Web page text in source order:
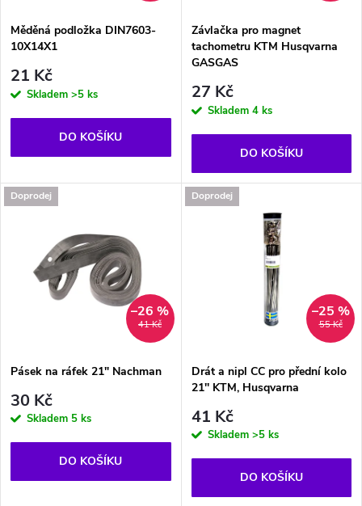
p
r
o
d
u
s
p
r
d
Měděná podložka DIN7603-
10X14X1
21 Kč
Skladem >5 ks
DO KOŠÍKU
Závlačka pro magnet
tachometru KTM Husqvarna
GASGAS
27 Kč
Skladem 4 ks
DO KOŠÍKU
Doprodej
41 Kč
–26 %
Pásek na ráfek 21" Nachman
30 Kč
Skladem 5 ks
DO KOŠÍKU
Doprodej
55 Kč
–25 %
Drát a nipl CC pro přední kolo
21'' KTM, Husqvarna
41 Kč
Skladem >5 ks
DO KOŠÍKU